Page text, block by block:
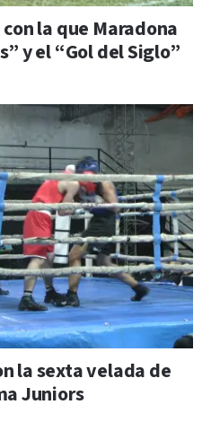
la que Maradona
y el “Gol del Siglo”
la sexta velada de
Juniors